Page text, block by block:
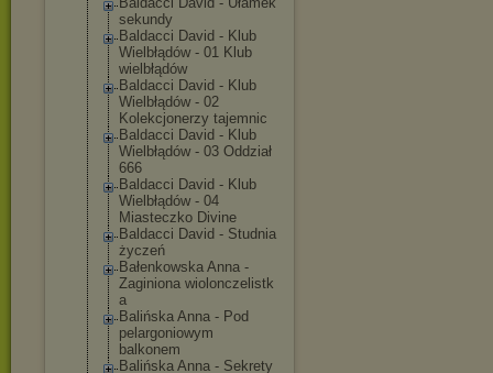
sekundy
Baldacci David - Klub
Wielbłądów - 01 Klub
wielbłądów
Baldacci David - Klub
Wielbłądów - 02
Kolekcjonerzy tajemnic
Baldacci David - Klub
Wielbłądów - 03 Oddział
666
Baldacci David - Klub
Wielbłądów - 04
Miasteczko Divine
Baldacci David - Studnia
życzeń
Bałenkowska Anna -
Zaginiona wiolonczelistk
a
Balińska Anna - Pod
pelargoniowym
balkonem
Balińska Anna - Sekrety